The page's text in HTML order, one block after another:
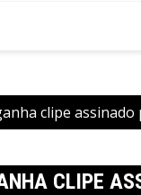
clipe assinado
CLIPE